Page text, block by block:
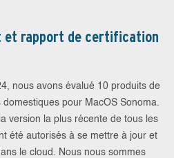
et rapport de certification
nous avons évalué 10 produits de
pour MacOS Sonoma.
version la plus récente de tous les
été autorisés à se mettre à jour et
le cloud. Nous nous sommes